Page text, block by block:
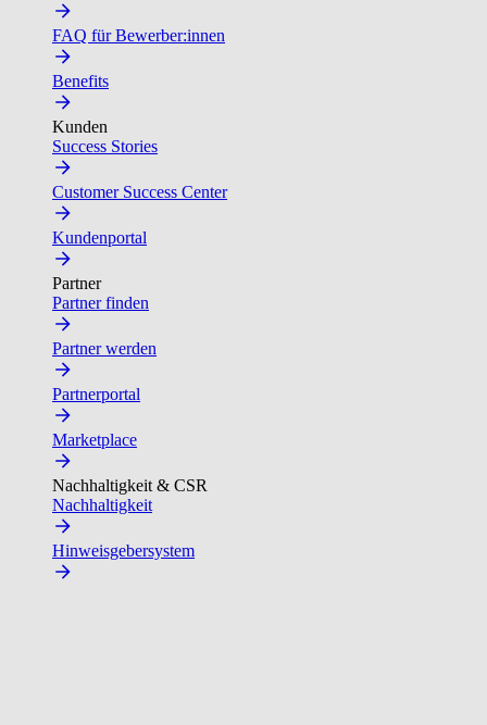
FAQ für Bewerber:innen
Benefits
Kunden
Success Stories
Customer Success Center
Kundenportal
Partner
Partner finden
Partner werden
Partnerportal
Marketplace
Nachhaltigkeit & CSR
Nachhaltigkeit
Hinweisgebersystem